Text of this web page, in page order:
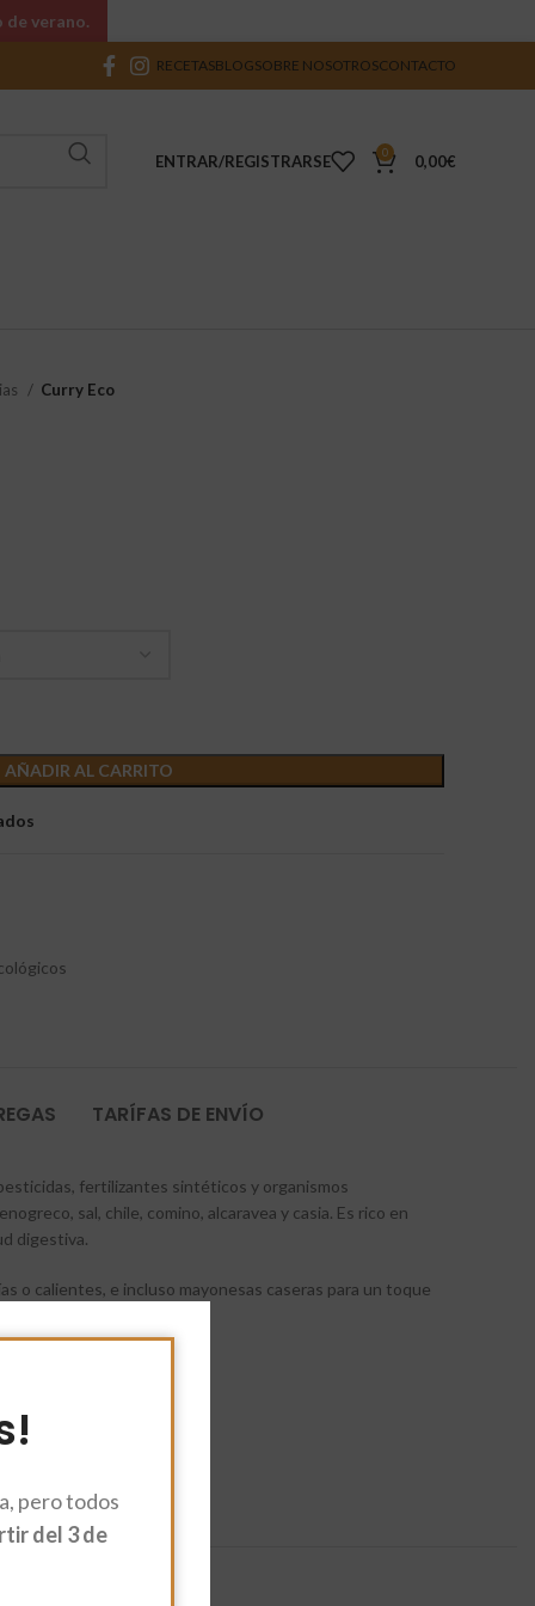
pero todos
del 3 de
RECETASBLOGSOBRE NOSOTROSCONTACTO
ENTRAR/REGISTRARSE 0 0,00€
Curry Eco
AÑADIR AL CARRITO
TARÍFAS DE ENVÍO
fertilizantes sintéticos y organismos
sal, chile, comino, alcaravea y casia. Es rico en
digestiva.
o calientes, e incluso mayonesas caseras para un toque
verano.